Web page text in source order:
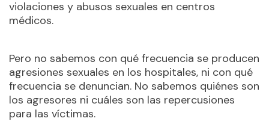
violaciones y abusos sexuales en centros
médicos.
Pero no sabemos con qué frecuencia se producen
agresiones sexuales en los hospitales, ni con qué
frecuencia se denuncian. No sabemos quiénes son
los agresores ni cuáles son las repercusiones
para las víctimas.